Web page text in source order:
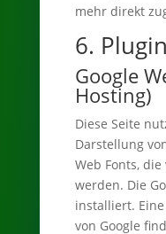
mehr direkt
6.
Google
Hosting)
Diese Seite
Darstellung
Web Fonts,
werden. Die
installiert.
von Google